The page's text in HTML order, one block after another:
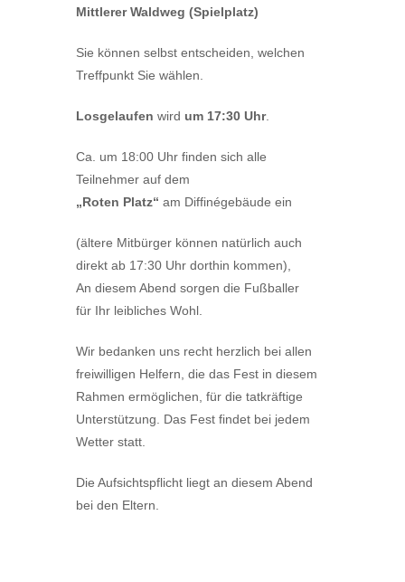
Mittlerer Waldweg (Spielplatz)
Sie können selbst entscheiden, welchen
Treffpunkt Sie wählen.
Losgelaufen wird um 17:30 Uhr.
Ca. um 18:00 Uhr finden sich alle
Teilnehmer auf dem
„Roten Platz“ am Diffinégebäude ein
(ältere Mitbürger können natürlich auch
direkt ab 17:30 Uhr dorthin kommen),
An diesem Abend sorgen die Fußballer
für Ihr leibliches Wohl.
Wir bedanken uns recht herzlich bei allen
freiwilligen Helfern, die das Fest in diesem
Rahmen ermöglichen, für die tatkräftige
Unterstützung. Das Fest findet bei jedem
Wetter statt.
Die Aufsichtspflicht liegt an diesem Abend
bei den Eltern.